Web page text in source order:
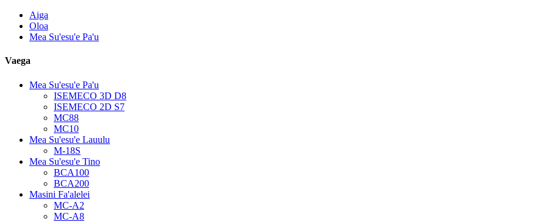
Aiga
Oloa
Mea Su'esu'e Pa'u
Vaega
Mea Su'esu'e Pa'u
ISEMECO 3D D8
ISEMECO 2D S7
MC88
MC10
Mea Su'esu'e Lauulu
M-18S
Mea Su'esu'e Tino
BCA100
BCA200
Masini Fa'alelei
MC-A2
MC-A8